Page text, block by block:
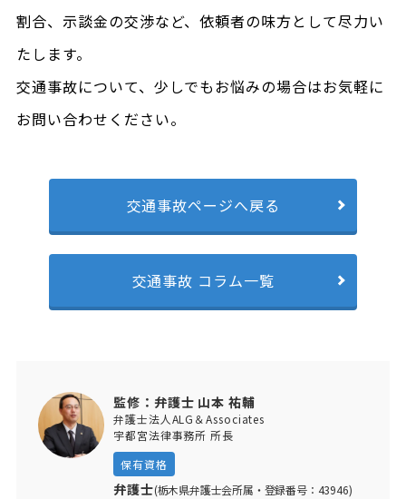
割合、示談金の交渉など、依頼者の味方として尽力い
たします。
交通事故について、少しでもお悩みの場合はお気軽に
お問い合わせください。
交通事故ページへ戻る
交通事故 コラム一覧
監修：弁護士 山本 祐輔
弁護士法人ALG＆Associates
宇都宮法律事務所 所長
保有資格
弁護士(栃木県弁護士会所属・登録番号：43946)